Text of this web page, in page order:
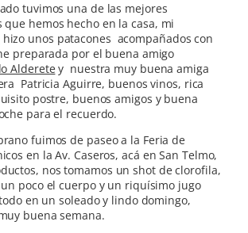
tuvimos una de las mejores
hemos hecho en la casa, mi
hizo unos patacones acompañados con
preparada por el buena amigo
Alderetey nuestra muy buena amiga
Patricia Aguirre, buenos vinos, rica
postre, buenos amigos y buena
para el recuerdo.
fuimos de paseo a la Feria de
en la Av. Caseros, acá en San Telmo,
nos tomamos un shot de clorofila,
poco el cuerpo y un riquísimo jugo
en un soleado y lindo domingo,
buena semana.